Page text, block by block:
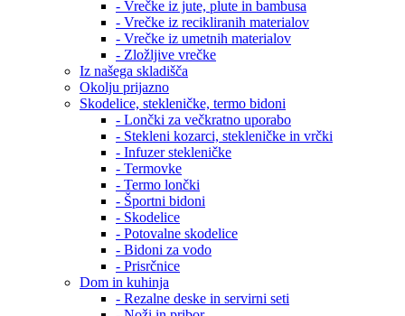
- Vrečke iz jute, plute in bambusa
- Vrečke iz recikliranih materialov
- Vrečke iz umetnih materialov
- Zložljive vrečke
Iz našega skladišča
Okolju prijazno
Skodelice, stekleničke, termo bidoni
- Lončki za večkratno uporabo
- Stekleni kozarci, stekleničke in vrčki
- Infuzer stekleničke
- Termovke
- Termo lončki
- Športni bidoni
- Skodelice
- Potovalne skodelice
- Bidoni za vodo
- Prisrčnice
Dom in kuhinja
- Rezalne deske in servirni seti